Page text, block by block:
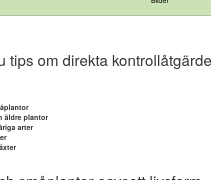
tips om direkta
äldre plantor
arter